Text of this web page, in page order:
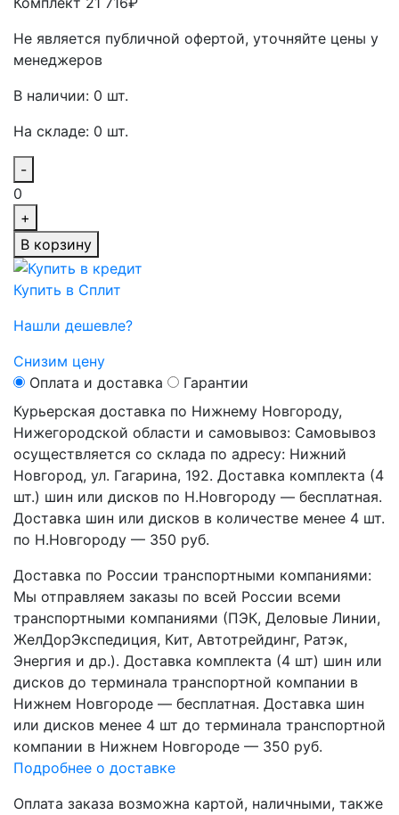
Не является публичной офертой, уточняйте цены у
менеджеров
В наличии: 0 шт.
На складе: 0 шт.
-
0
+
В корзину
Купить в Сплит
Нашли дешевле?
Снизим цену
Оплата и доставка
Гарантии
Курьерская доставка по Нижнему Новгороду,
Нижегородской области и самовывоз: Самовывоз
осуществляется со склада по адресу: Нижний
Новгород, ул. Гагарина, 192. Доставка комплекта (4
шт.) шин или дисков по Н.Новгороду — бесплатная.
Доставка шин или дисков в количестве менее 4 шт.
по Н.Новгороду — 350 руб.
Доставка по России транспортными компаниями:
Мы отправляем заказы по всей России всеми
транспортными компаниями (ПЭК, Деловые Линии,
ЖелДорЭкспедиция, Кит, Автотрейдинг, Ратэк,
Энергия и др.). Доставка комплекта (4 шт) шин или
дисков до терминала транспортной компании в
Нижнем Новгороде — бесплатная. Доставка шин
или дисков менее 4 шт до терминала транспортной
компании в Нижнем Новгороде — 350 руб.
Подробнее о доставке
Оплата заказа возможна картой, наличными, также